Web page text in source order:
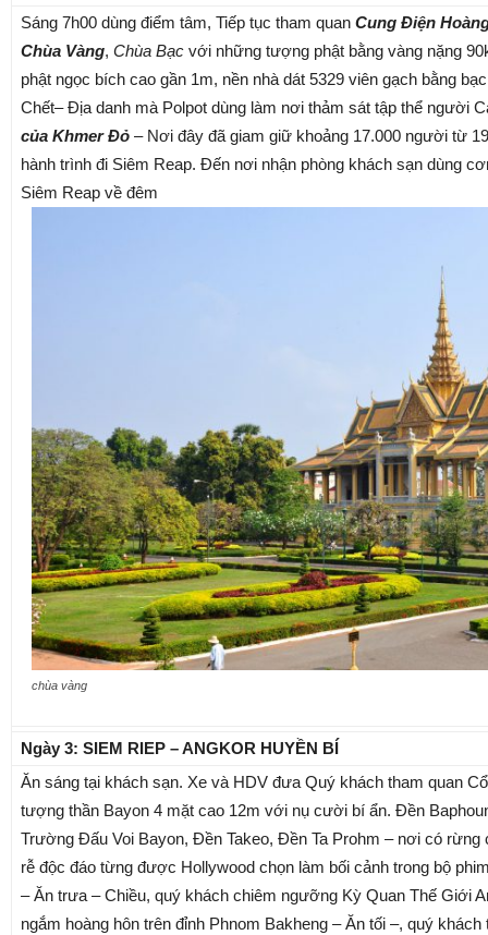
Sáng 7h00 dùng điểm tâm, Tiếp tục tham quan Cung Điện
Chùa Vàng, Chùa Bạc với những tượng phật bằng vàng nặng
phật ngọc bích cao gần 1m, nền nhà dát 5329 viên gạch bằng
Chết– Địa danh mà Polpot dùng làm nơi thảm sát tập thể người
của Khmer Đỏ – Nơi đây đã giam giữ khoảng 17.000 người từ
hành trình đi Siêm Reap. Đến nơi nhận phòng khách sạn dùng
Siêm Reap về đêm
chùa vàng
Ngày 3: SIEM RIEP – ANGKOR HUYỀN BÍ
Ăn sáng tại khách sạn. Xe và HDV đưa Quý khách tham quan
tượng thần Bayon 4 mặt cao 12m với nụ cười bí ẩn. Đền
Trường Đấu Voi Bayon, Đền Takeo, Đền Ta Prohm – nơi có
rễ độc đáo từng được Hollywood chọn làm bối cảnh trong bộ
– Ăn trưa – Chiều, quý khách chiêm ngưỡng Kỳ Quan Thế Giới
ngắm hoàng hôn trên đỉnh Phnom Bakheng – Ăn tối –, quý